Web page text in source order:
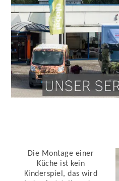
Die Montage einer
Küche ist kein
Kinderspiel, das wird